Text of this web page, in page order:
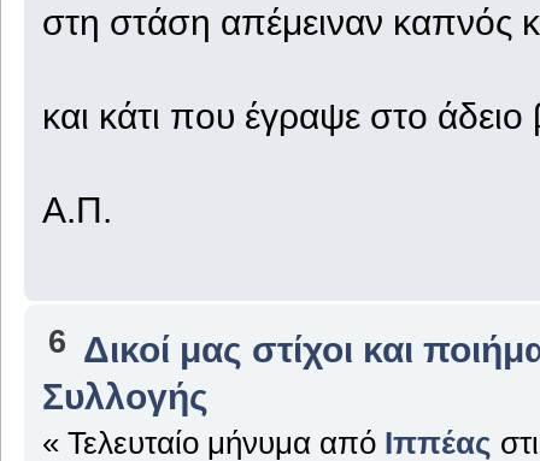
στη στάση απέμειναν καπνός
και κάτι που έγραψε στο άδειο
Α.Π.
6 Δικοί μας στίχοι και
Συλλογής
« Τελευταίο μήνυμα από Ιππέας